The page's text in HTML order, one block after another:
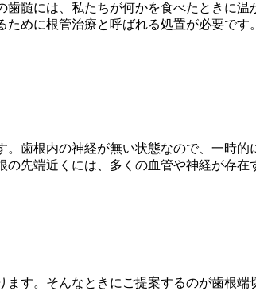
髄には、私たちが何かを食べたときに
めに根管治療と呼ばれる処置が必要です。
歯根内の神経が無い状態なので、一時
先端近くには、多くの血管や神経が存
す。そんなときにご提案するのが歯根